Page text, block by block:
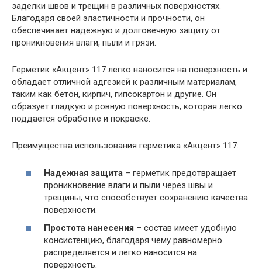
заделки швов и трещин в различных поверхностях.
Благодаря своей эластичности и прочности, он
обеспечивает надежную и долговечную защиту от
проникновения влаги, пыли и грязи.
Герметик «Акцент» 117 легко наносится на поверхность и
обладает отличной адгезией к различным материалам,
таким как бетон, кирпич, гипсокартон и другие. Он
образует гладкую и ровную поверхность, которая легко
поддается обработке и покраске.
Преимущества использования герметика «Акцент» 117:
Надежная защита – герметик предотвращает
проникновение влаги и пыли через швы и
трещины, что способствует сохранению качества
поверхности.
Простота нанесения – состав имеет удобную
консистенцию, благодаря чему равномерно
распределяется и легко наносится на
поверхность.